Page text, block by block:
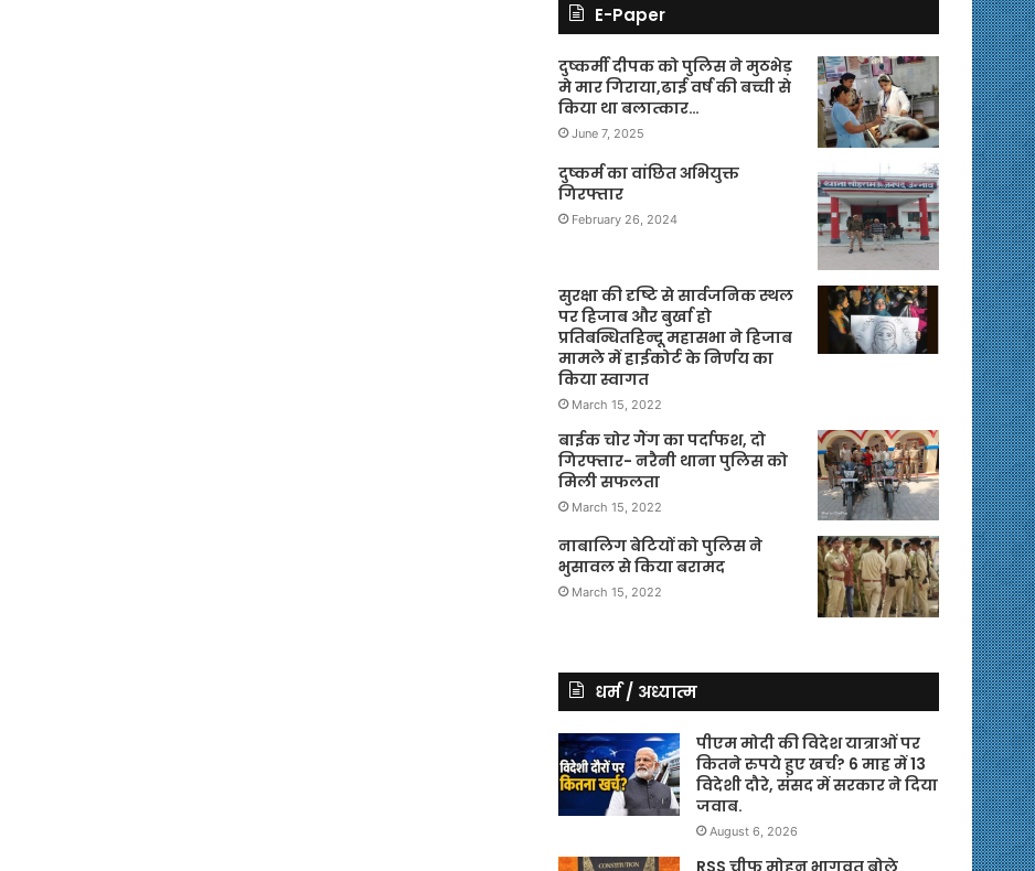
E-Paper
दुष्कर्मी दीपक को पुलिस ने मुठभेड़
मे मार गिराया,ढाई वर्ष की बच्ची से
किया था बलात्कार…
June 7, 2025
दुष्कर्म का वांछित अभियुक्त
गिरफ्तार
February 26, 2024
सुरक्षा की दृष्टि से सार्वजनिक स्थल
पर हिजाब और बुर्खा हो
प्रतिबन्धितहिन्दू महासभा ने हिजाब
मामले में हाईकोर्ट के निर्णय का
किया स्वागत
March 15, 2022
बाईक चोर गैंग का पर्दाफश, दो
गिरफ्तार- नरैनी थाना पुलिस को
मिली सफलता
March 15, 2022
नाबालिग बेटियों को पुलिस ने
भुसावल से किया बरामद
March 15, 2022
धर्म / अध्यात्म
पीएम मोदी की विदेश यात्राओं पर
कितने रुपये हुए खर्च? 6 माह में 13
विदेशी दौरे, संसद में सरकार ने दिया
जवाब.
August 6, 2026
RSS चीफ मोहन भागवत बोले